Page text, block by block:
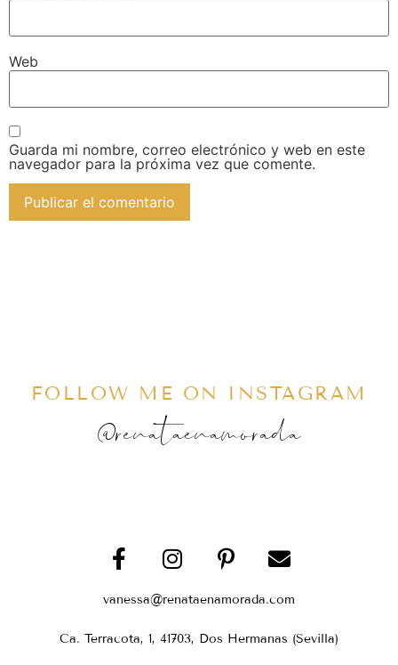
Web
Guarda mi nombre, correo electrónico y web en este
navegador para la próxima vez que comente.
FOLLOW ME ON INSTAGRAM
@renataenamorada
vanessa@renataenamorada.com
Ca. Terracota, 1, 41703, Dos Hermanas (Sevilla)